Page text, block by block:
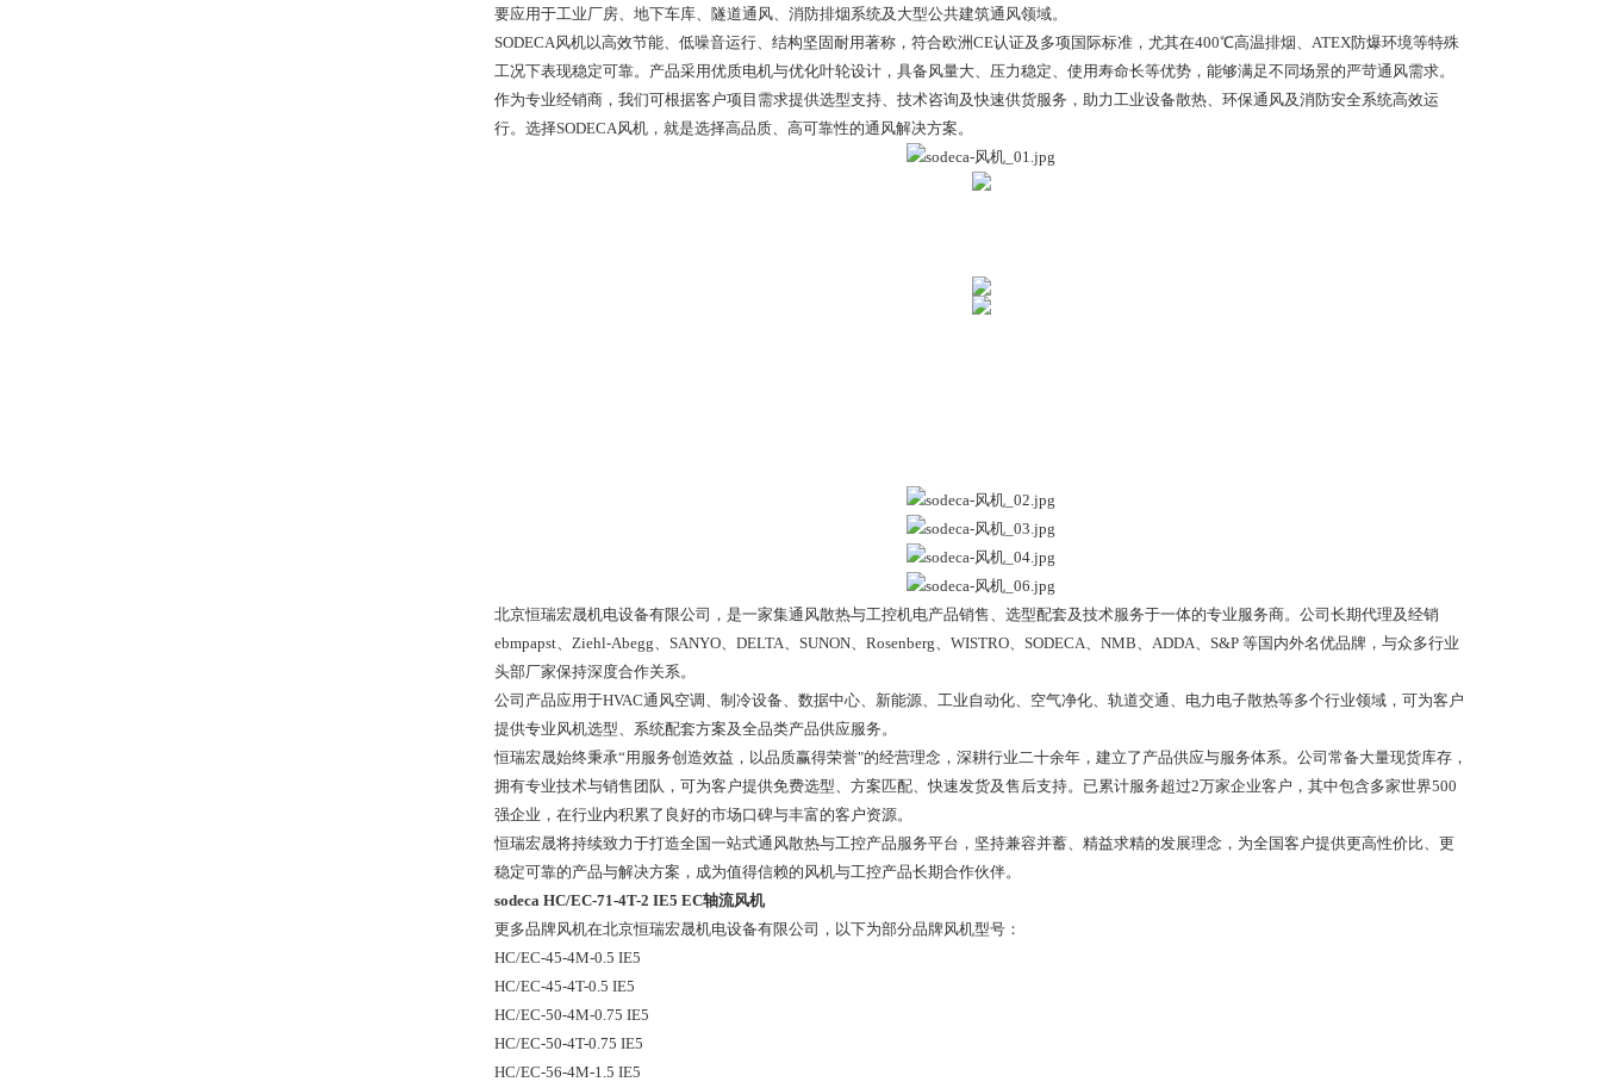
要应用于工业厂房、地下车库、隧道通风、消防排烟系统及大型公共建筑通风领域。
SODECA风机以高效节能、低噪音运行、结构坚固耐用著称，符合欧洲CE认证及多项国际标准，尤其在400℃高温排烟、ATEX防爆环境等特殊
工况下表现稳定可靠。产品采用优质电机与优化叶轮设计，具备风量大、压力稳定、使用寿命长等优势，能够满足不同场景的严苛通风需求。
作为专业经销商，我们可根据客户项目需求提供选型支持、技术咨询及快速供货服务，助力工业设备散热、环保通风及消防安全系统高效运
行。选择SODECA风机，就是选择高品质、高可靠性的通风解决方案。
北京恒瑞宏晟机电设备有限公司，是一家集通风散热与工控机电产品销售、选型配套及技术服务于一体的专业服务商。公司长期代理及经销
ebmpapst、Ziehl-Abegg、SANYO、DELTA、SUNON、Rosenberg、WISTRO、SODECA、NMB、ADDA、S&P 等国内外名优品牌，与众多行业
头部厂家保持深度合作关系。
公司产品应用于HVAC通风空调、制冷设备、数据中心、新能源、工业自动化、空气净化、轨道交通、电力电子散热等多个行业领域，可为客户
提供专业风机选型、系统配套方案及全品类产品供应服务。
恒瑞宏晟始终秉承“用服务创造效益，以品质赢得荣誉"的经营理念，深耕行业二十余年，建立了产品供应与服务体系。公司常备大量现货库存，
拥有专业技术与销售团队，可为客户提供免费选型、方案匹配、快速发货及售后支持。已累计服务超过2万家企业客户，其中包含多家世界500
强企业，在行业内积累了良好的市场口碑与丰富的客户资源。
恒瑞宏晟将持续致力于打造全国一站式通风散热与工控产品服务平台，坚持兼容并蓄、精益求精的发展理念，为全国客户提供更高性价比、更
稳定可靠的产品与解决方案，成为值得信赖的风机与工控产品长期合作伙伴。
sodeca HC/EC-71-4T-2 IE5 EC轴流风机
更多品牌风机在北京恒瑞宏晟机电设备有限公司，以下为部分品牌风机型号：
HC/EC-45-4M-0.5 IE5
HC/EC-45-4T-0.5 IE5
HC/EC-50-4M-0.75 IE5
HC/EC-50-4T-0.75 IE5
HC/EC-56-4M-1.5 IE5